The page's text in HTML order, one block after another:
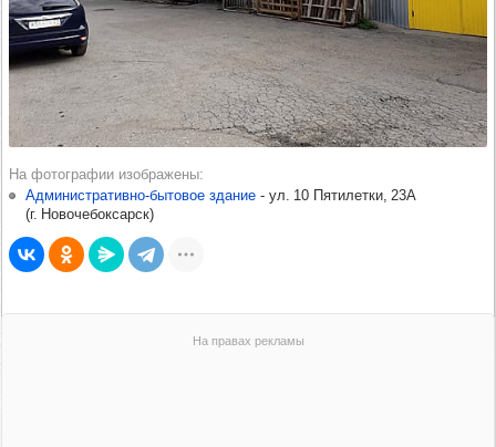
На фотографии изображены
Административно-бытовое здание -​ ул. 10 Пятилетки, 23А
(г. Новочебоксарск)